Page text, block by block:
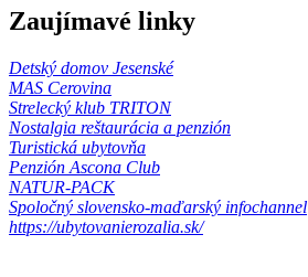
Zaujímavé linky
Detský domov Jesenské
MAS Cerovina
Strelecký klub TRITON
Nostalgia reštaurácia a penzión
Turistická ubytovňa
Penzión Ascona Club
NATUR-PACK
Spoločný slovensko-maďarský infochannel
https://ubytovanierozalia.sk/